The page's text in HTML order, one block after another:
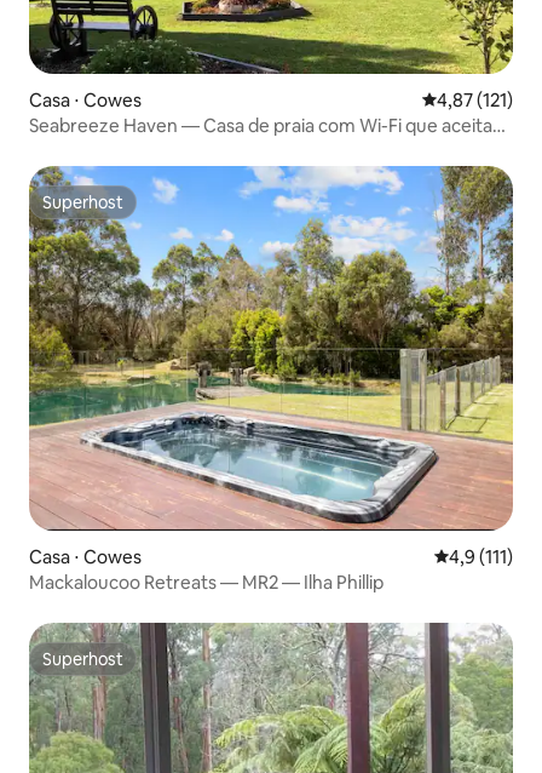
Casa ⋅ Cowes 4,87 de uma
4,87 (121)
Seabreeze Haven — Casa de praia com Wi-Fi que aceita
Superhost
Superhost
Casa ⋅ Cowes 4,9 de uma
4,9 (111)
Mackaloucoo Retreats — MR2 — Ilha Phillip
Superhost
Superhost